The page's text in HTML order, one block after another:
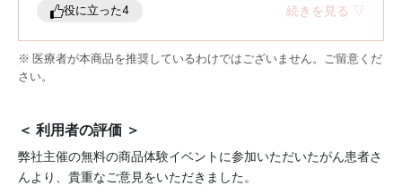
・通院時は、診察や検査の際にチップを外すよう指示
されることがあるため、装着前に爪の状態を撮影して
おき、画像で医師に確認してもらえるよう準備してお
くと安心です。
かし、爪にやさしい方法で丁寧に扱ってください。
・使用後は保湿剤やネイルオイルなどで、爪とその周
囲の皮膚をしっかりケアしましょう。
役に立った4 続きを見る ▽
※ 医療者が本商品を推奨しているわけではございません。ご留意くだ
さい。
＜ 利用者の評価 ＞
弊社主催の無料の商品体験イベントに参加いただいたがん患者さ
んより、貴重なご意見をいただきました。